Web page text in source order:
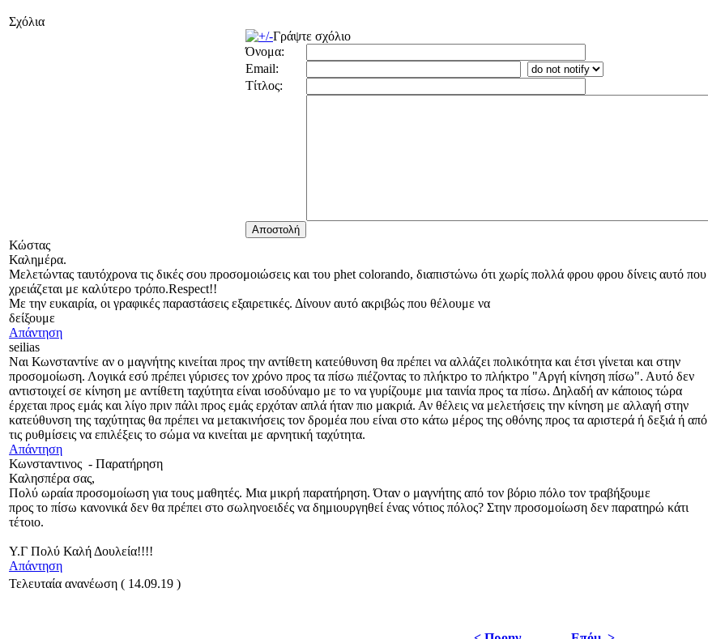
Σχόλια
Γράψτε σχόλιο
Όνομα:
Email:
Τίτλος:
Κώστας
Καλημέρα.
Μελετώντας ταυτόχρονα τις δικές σου προσομοιώσεις και του phet colorando, διαπιστώνω ότι χωρίς πολλά φρου φρου δίνεις αυτό που
χρειάζεται με καλύτερο τρόπο.Respect!!
Με την ευκαιρία, οι γραφικές παραστάσεις εξαιρετικές. Δίνουν αυτό ακριβώς που θέλουμε να
δείξουμε
Απάντηση
seilias
Ναι Κωνσταντίνε αν ο μαγνήτης κινείται προς την αντίθετη κατεύθυνση θα πρέπει να αλλάζει πολικότητα και έτσι γίνεται και στην
προσομοίωση. Λογικά εσύ πρέπει γύρισες τον χρόνο προς τα πίσω πιέζοντας το πλήκτρο το πλήκτρο "Αργή κίνηση πίσω". Αυτό δεν
αντιστοιχεί σε κίνηση με αντίθετη ταχύτητα είναι ισοδύναμο με το να γυρίζουμε μια ταινία προς τα πίσω. Δηλαδή αν κάποιος τώρα
έρχεται προς εμάς και λίγο πριν πάλι προς εμάς ερχόταν απλά ήταν πιο μακριά. Αν θέλεις να μελετήσεις την κίνηση με αλλαγή στην
κατεύθυνση της ταχύτητας θα πρέπει να μετακινήσεις τον δρομέα που είναι στο κάτω μέρος της οθόνης προς τα αριστερά ή δεξιά ή από
τις ρυθμίσεις να επιλέξεις το σώμα να κινείται με αρνητική ταχύτητα.
Απάντηση
Κωνσταντινος - Παρατήρηση
Καλησπέρα σας,
Πολύ ωραία προσομοίωση για τους μαθητές. Μια μικρή παρατήρηση. Όταν ο μαγνήτης από τον βόριο πόλο τον τραβήξουμε
προς το πίσω κανονικά δεν θα πρέπει στο σωληνοειδές να δημιουργηθεί ένας νότιος πόλος? Στην προσομοίωση δεν παρατηρώ κάτι
τέτοιο.
Υ.Γ Πολύ Καλή Δουλεία!!!!
Απάντηση
Τελευταία ανανέωση ( 14.09.19 )